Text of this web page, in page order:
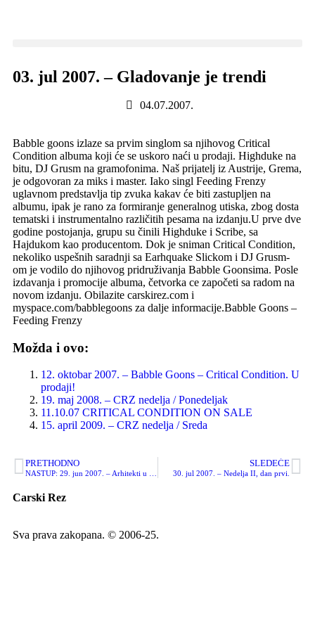
03. jul 2007. – Gladovanje je trendi
04.07.2007.
Babble goons izlaze sa prvim singlom sa njihovog Critical
Condition albuma koji će se uskoro naći u prodaji. Highduke na
bitu, DJ Grusm na gramofonima. Naš prijatelj iz Austrije, Grema,
je odgovoran za miks i master. Iako singl Feeding Frenzy
uglavnom predstavlja tip zvuka kakav će biti zastupljen na
albumu, ipak je rano za formiranje generalnog utiska, zbog dosta
tematski i instrumentalno različitih pesama na izdanju.U prve dve
godine postojanja, grupu su činili Highduke i Scribe, sa
Hajdukom kao producentom. Dok je sniman Critical Condition,
nekoliko uspešnih saradnji sa Earhquake Slickom i DJ Grusm-
om je vodilo do njihovog pridruživanja Babble Goonsima. Posle
izdavanja i promocije albuma, četvorka ce započeti sa radom na
novom izdanju. Obilazite carskirez.com i
myspace.com/babblegoons za dalje informacije.Babble Goons –
Feeding Frenzy
Možda i ovo:
12. oktobar 2007. – Babble Goons – Critical Condition. U
prodaji!
19. maj 2008. – CRZ nedelja / Ponedeljak
11.10.07 CRITICAL CONDITION ON SALE
15. april 2009. – CRZ nedelja / Sreda
PRETHODNO SLEDEĆE
30. jul 2007. – Nedelja II, dan prvi.
Carski Rez
Sva prava zakopana. © 2006-25.